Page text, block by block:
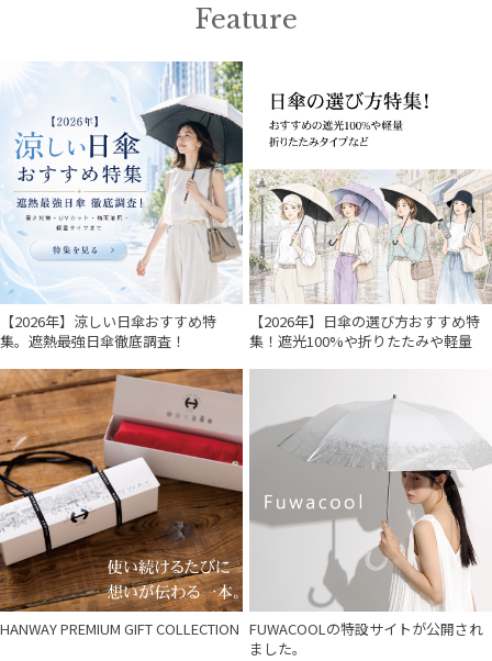
販売状況
入荷状況
Feature
【2026年】涼しい日傘おすすめ特
集。遮熱最強日傘徹底調査！
【2026年】日傘の選び方おすすめ特
集！遮光100%や折りたたみや軽量
HANWAY PREMIUM GIFT COLLECTION FUWACOOLの特設サイトが公開され
ました。